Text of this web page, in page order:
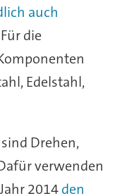
auch
Für die
Edelstahl,
Drehen,
verwenden
2014den